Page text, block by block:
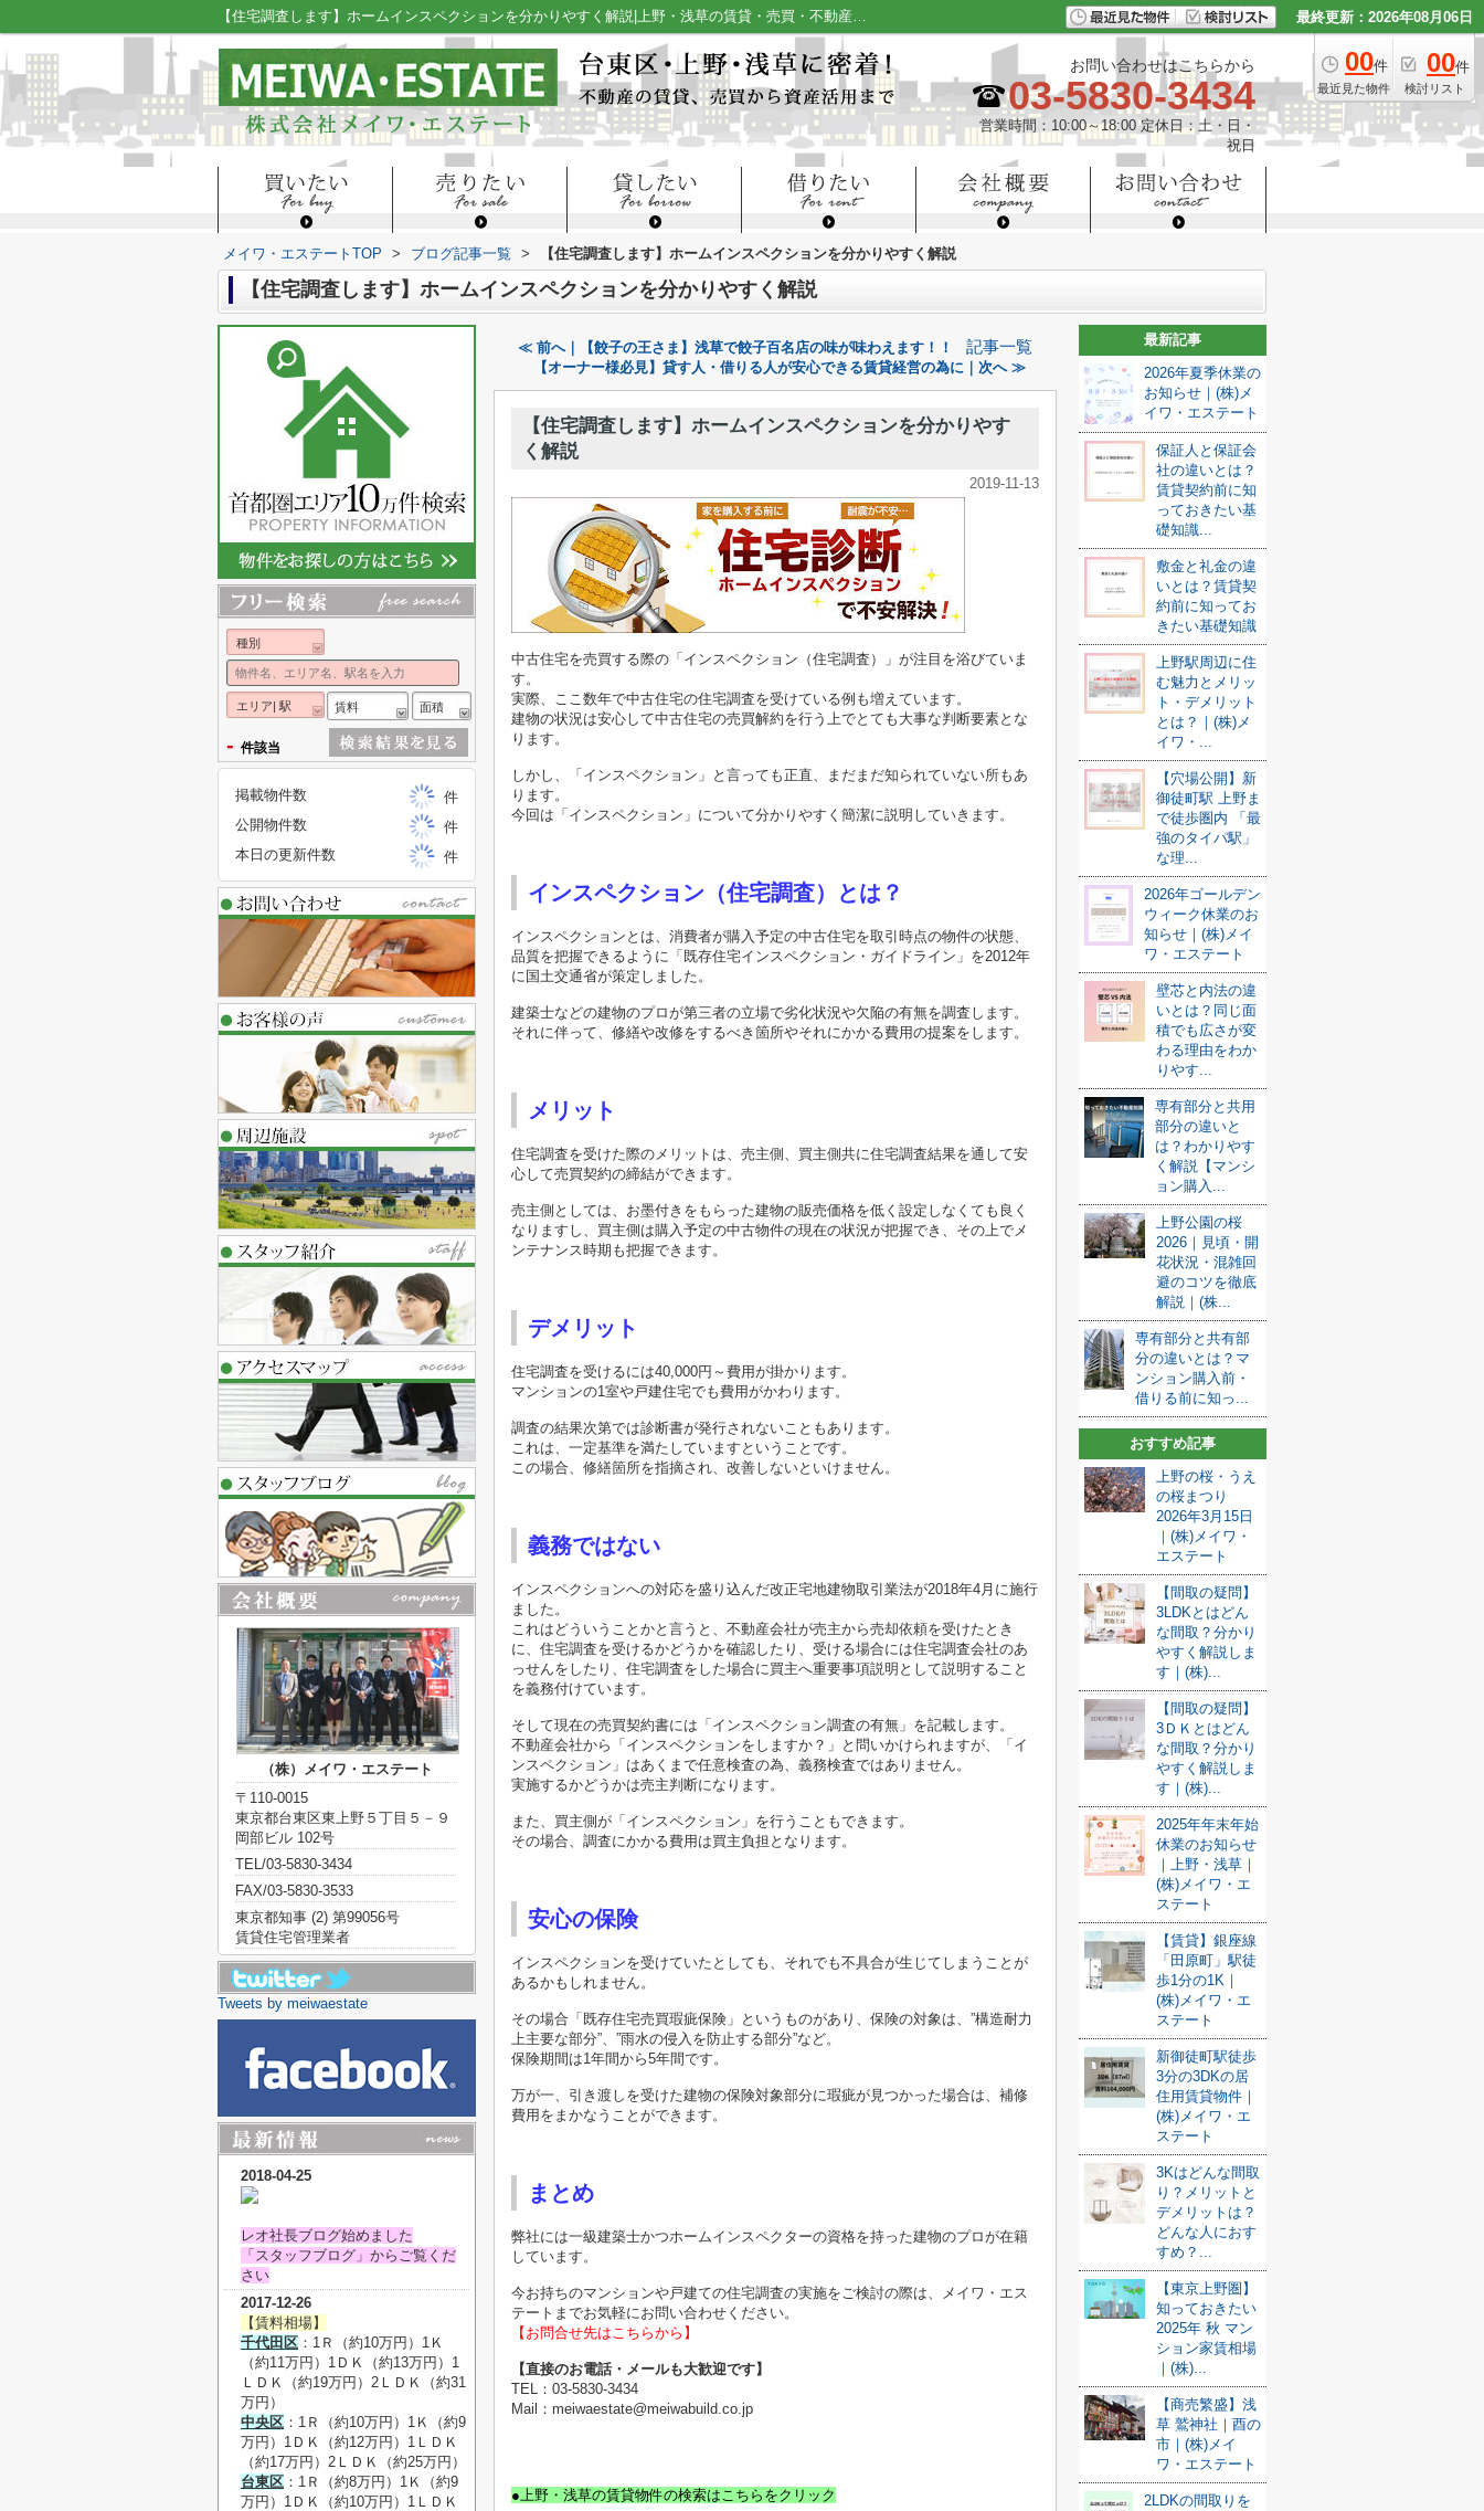
【住宅調査します】ホームインスペクションを分かりやすく解説|上野・浅草の賃貸・売買・不動産情報はメイワ・エステート 最終更新：2026年08月06日
00件
最近見た物件
00件
検討リスト
お問い合わせはこちらから
03-5830-3434
営業時間：10:00～18:00 定休日：土・日・
祝日
メイワ・エステートTOP > ブログ記事一覧 > 【住宅調査します】ホームインスペクションを分かりやすく解説
【住宅調査します】ホームインスペクションを分かりやすく解説
≪ 前へ｜【餃子の王さま】浅草で餃子百名店の味が味わえます！！ 記事一覧
【オーナー様必見】貸す人・借りる人が安心できる賃貸経営の為に｜次へ ≫
【住宅調査します】ホームインスペクションを分かりやす
く解説
2019-11-13
中古住宅を売買する際の「インスペクション（住宅調査）」が注目を浴びていま
す。
実際、ここ数年で中古住宅の住宅調査を受けている例も増えています。
建物の状況は安心して中古住宅の売買解約を行う上でとても大事な判断要素とな
ります。
しかし、「インスペクション」と言っても正直、まだまだ知られていない所もあ
ります。
今回は「インスペクション」について分かりやすく簡潔に説明していきます。
インスペクション（住宅調査）とは？
インスペクションとは、 消費者が購入予定の中古住宅を取引時点の物件の状態、
品質を把握できるように「既存住宅インスペクション・ガイドライン」を2012年
に 国土交通省が策定しました。
建築士などの建物のプロが第三者の立場で劣化状況や欠陥の有無を調査します。
それに伴って、修繕や改修をするべき箇所やそれにかかる費用の提案をします。
メリット
住宅調査を受けた際のメリットは、売主側、買主側共に住宅調査結果を通して安
心して売買契約の締結ができます。
売主側としては、お墨付きをもらった建物の販売価格を低く設定しなくても良く
なりますし、買主側は購入予定の中古物件の現在の状況が把握でき、その上でメ
ンテナンス時期も把握できます。
デメリット
住宅調査を受けるには40,000円～費用が掛かります。
マンションの1室や戸建住宅でも費用がかわります。
調査の結果次第では診断書が発行されないこともあります。
これは、一定基準を満たしていますということです。
この場合、修繕箇所を指摘され、改善しないといけません。
義務ではない
インスペクションへの対応を盛り込んだ改正宅地建物取引業法が2018年4月に施行
ました。
これはどういうことかと言うと、不動産会社が売主から売却依頼を受けたとき
に、住宅調査を受けるかどうかを確認したり、受ける場合には住宅調査会社のあ
っせんをしたり、住宅調査をした場合に買主へ重要事項説明として説明すること
を義務付けています。
そして現在の売買契約書には「インスペクション調査の有無」を記載します。
不動産会社から「インスペクションをしますか？」と問いかけられますが、
「イ
ンスペクション」はあくまで任意検査の為、義務検査ではありません。
実施するかどうかは売主判断になります。
また、買主側が「インスペクション」を行うこともできます。
その場合、調査にかかる費用は買主負担となります。
安心の保険
インスペクションを受けていたとしても、それでも不具合が生じてしまうことが
あるかもしれません。
その場合「既存住宅売買瑕疵保険」というものがあり、保険の対象は、”構造耐力
上主要な部分”、”雨水の侵入を防止する部分”など。
保険期間は1年間から5年間です。
万が一、引き渡しを受けた建物の保険対象部分に瑕疵が見つかった場合は、補修
費用をまかなうことができます。
まとめ
弊社には一級建築士かつホームインスペクターの資格を持った建物のプロが在籍
しています。
今お持ちのマンションや戸建ての住宅調査の実施をご検討の際は、メイワ・エス
テートまでお気軽にお問い合わせください。
【お問合せ先はこちらから】
【直接のお電話・メールも大歓迎です】
TEL：03-5830-3434
Mail：meiwaestate@meiwabuild.co.jp
●上野・浅草の賃貸物件の検索はこちらをクリック
最新記事
2026年夏季休業の
お知らせ｜(株)メ
イワ・エステート
保証人と保証会
社の違いとは？
賃貸契約前に知
っておきたい基
礎知識...
敷金と礼金の違
いとは？賃貸契
約前に知ってお
きたい基礎知識
上野駅周辺に住
む魅力とメリッ
ト・デメリット
とは？｜(株)メ
イワ・...
【穴場公開】新
御徒町駅 上野ま
で徒歩圏内 「最
強のタイパ駅」
な理...
2026年ゴールデン
ウィーク休業のお
知らせ｜(株)メイ
ワ・エステート
壁芯と内法の違
いとは？同じ面
積でも広さが変
わる理由をわか
りやす...
専有部分と共用
部分の違いと
は？わかりやす
く解説【マンシ
ョン購入...
上野公園の桜
2026｜見頃・開
花状況・混雑回
避のコツを徹底
解説｜(株...
専有部分と共有部
分の違いとは？マ
ンション購入前・
借りる前に知っ...
おすすめ記事
上野の桜・うえ
の桜まつり
2026年3月15日
｜(株)メイワ・
エステート
【間取の疑問】
3LDKとはどん
な間取？分かり
やすく解説しま
す｜(株)...
【間取の疑問】
3ＤＫとはどん
な間取？分かり
やすく解説しま
す｜(株)...
2025年年末年始
休業のお知らせ
｜上野・浅草｜
(株)メイワ・エ
ステート
【賃貸】銀座線
「田原町」駅徒
歩1分の1K｜
(株)メイワ・エ
ステート
新御徒町駅徒歩
3分の3DKの居
住用賃貸物件｜
(株)メイワ・エ
ステート
3Kはどんな間取
り？メリットと
デメリットは？
どんな人におす
すめ？...
【東京上野圏】
知っておきたい
2025年 秋 マン
ション家賃相場
｜(株)...
【商売繁盛】浅
草 鷲神社｜酉の
市｜(株)メイ
ワ・エステート
2LDKの間取りを
種別
エリア| 駅 賃料 面積
- 件該当
掲載物件数
件
公開物件数
件
本日の更新件数
件
（株）メイワ・エステート
〒110-0015
東京都台東区東上野５丁目５－９
岡部ビル 102号
TEL/03-5830-3434
FAX/03-5830-3533
東京都知事 (2) 第99056号
賃貸住宅管理業者
Tweets by meiwaestate
2018-04-25
レオ社長ブログ始めました
「スタッフブログ」からご覧くだ
さい
2017-12-26
【賃料相場】
千代田区 ：1Ｒ（約10万円）1Ｋ
（約11万円）1ＤＫ（約13万円）1
ＬＤＫ（約19万円）2ＬＤＫ（約31
万円）
中央区 ：1Ｒ（約10万円）1Ｋ（約9
万円）1ＤＫ（約12万円）1ＬＤＫ
（約17万円）2ＬＤＫ（約25万円）
台東区 ：1Ｒ（約8万円）1Ｋ（約9
万円）1ＤＫ（約10万円）1ＬＤＫ